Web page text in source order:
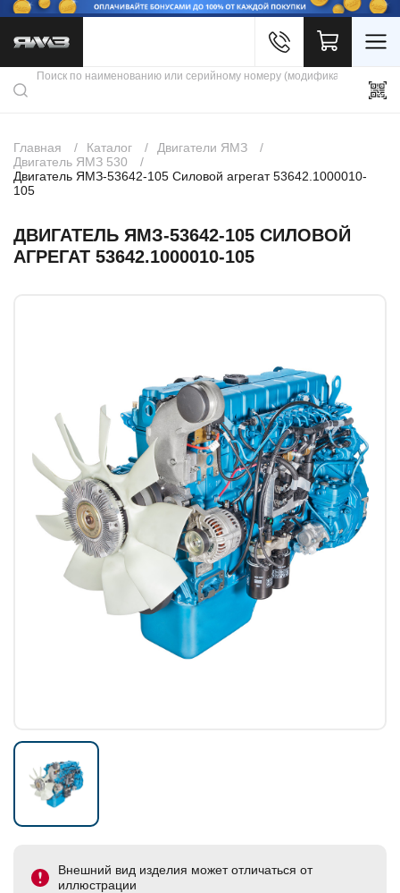
Каталог продукции
Скидки
Контакты
Главная Каталог
Двигатели ЯМЗ
Двигатель ЯМЗ 530
Двигатель ЯМЗ-53642-105 Силовой агрегат 53642.1000010-
105
ДВИГАТЕЛЬ ЯМЗ-53642-105 СИЛОВОЙ
АГРЕГАТ 53642.1000010-105
Внешний вид изделия может отличаться от
иллюстрации